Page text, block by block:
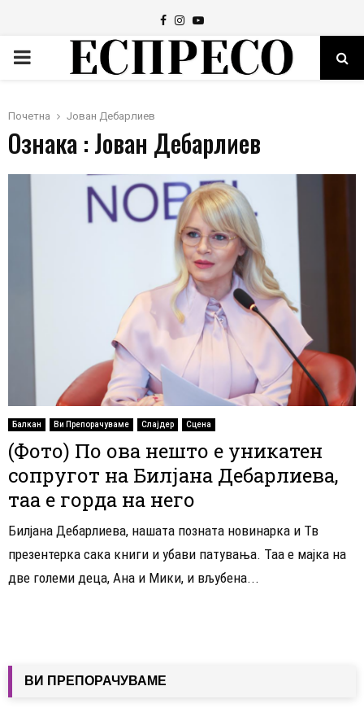
Facebook
Instagram
Youtube
PRIMARY
Почетна Јован Дебарлиев
Ознака : Јован Дебарлиев
Балкан Ви Препорачуваме Слајдер Сцена
(Фото) По ова нешто е уникатен
сопругот на Билјана Дебарлиева,
таа е горда на него
Билјана Дебарлиева, нашата позната новинарка и Тв
презентерка сака книги и убави патувања. Таа е мајка на
две големи деца, Ана и Мики, и вљубена...
ВИ ПРЕПОРАЧУВАМЕ